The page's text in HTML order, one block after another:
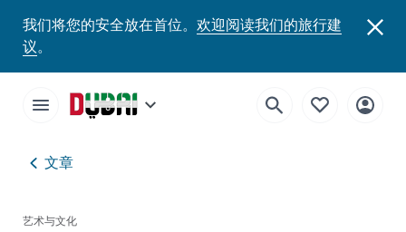
我们将您的安全放在首位。 欢迎阅读我们的旅行建
议。
文章
艺术与文化